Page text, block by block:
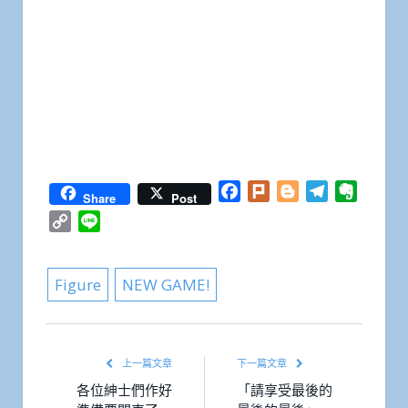
Share Post Facebook
Plurk BloggerTelegram
Copy
Figure NEW GAME!
上一篇文章
各位紳士們作好
下一篇文章
「請享受最後的